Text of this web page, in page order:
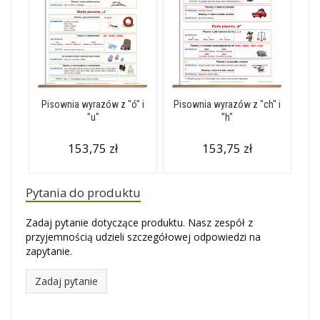
Pisownia wyrazów z "ó" i
"u"
153,75 zł
Pisownia wyrazów z "ch" i
''h"
153,75 zł
Pytania do produktu
Zadaj pytanie dotyczące produktu. Nasz zespół z
przyjemnością udzieli szczegółowej odpowiedzi na
zapytanie.
Zadaj pytanie